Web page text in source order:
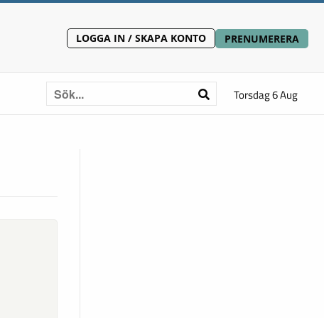
LOGGA IN / SKAPA KONTO PRENUMERERA
Torsdag 6 Aug